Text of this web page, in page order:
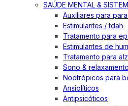
SAÚDE MENTAL &
Auxiliares para
Estimulantes / tdah
Tratamento para
Estimulantes de
Tratamento para
Sono & relaxamento
Nootrópicos para
Ansiolíticos
Antipsicóticos